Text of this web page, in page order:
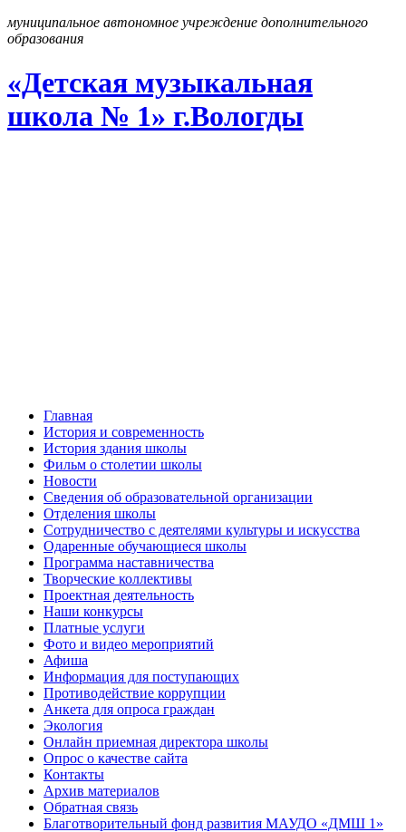
муниципальное автономное учреждение дополнительного
образования
«Детская музыкальная
школа № 1» г.Вологды
Главная
История и современность
История здания школы
Фильм о столетии школы
Новости
Сведения об образовательной организации
Отделения школы
Сотрудничество с деятелями культуры и искусства
Одаренные обучающиеся школы
Программа наставничества
Творческие коллективы
Проектная деятельность
Наши конкурсы
Платные услуги
Фото и видео мероприятий
Афиша
Информация для поступающих
Противодействие коррупции
Анкета для опроса граждан
Экология
Онлайн приемная директора школы
Опрос о качестве сайта
Контакты
Архив материалов
Обратная связь
Благотворительный фонд развития МАУДО «ДМШ 1»